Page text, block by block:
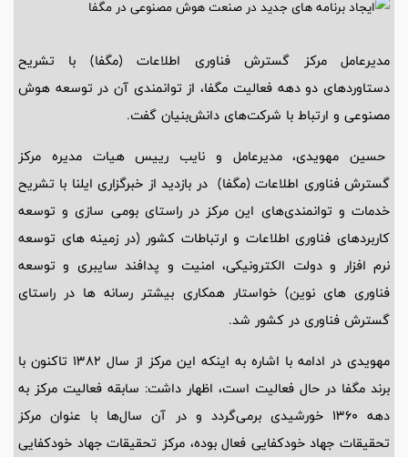
مدیرعامل مرکز گسترش فناوری اطلاعات (مگفا) با تشریح
دستاوردهای دو دهه فعالیت مگفا، از توانمندی آن در توسعه هوش
مصنوعی و ارتباط با شرکت‌های دانش‌بنیان گفت.
حسین مهویدی، مدیرعامل و نایب رییس هیات مدیره مرکز
گسترش فناوری اطلاعات (مگفا) در بازدید از خبرگزاری ایلنا با تشریح
خدمات و توانمندی‌های این مرکز در راستای بومی سازی و توسعه
کاربردهای فناوری اطلاعات و ارتباطات کشور (در زمینه های توسعه
نرم افزار و دولت الکترونیکی، امنیت و پدافند سایبری و توسعه
فناوری های نوین) خواستار همکاری بیشتر رسانه ها در راستای
گسترش فناوری در کشور شد.
مهویدی در ادامه با اشاره به اینکه این مرکز از سال ۱۳۸۲ تاکنون با
برند مگفا در حال فعالیت است، اظهار داشت: سابقه فعالیت مرکز به
دهه ۱۳۶۰ خورشیدی برمی‌گردد و در آن سال‌ها با عنوان مرکز
تحقیقات جهاد خودکفایی فعال بوده، مرکز تحقیقات جهاد خودکفایی